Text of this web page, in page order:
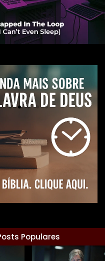
Populares